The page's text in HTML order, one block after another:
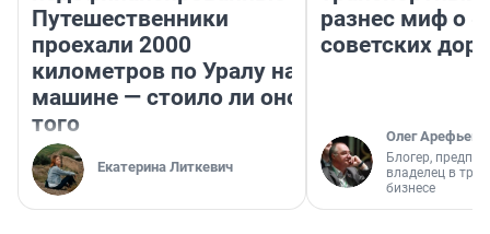
Путешественники
проехали 2000
километров по Уралу на
машине — стоило ли оно
того
Екатерина Литкевич
разнес миф о
советских
Олег Арефьев
Блогер,
владелец в
бизнесе